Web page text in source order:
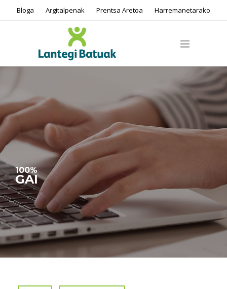
Bloga Argitalpenak Prentsa Aretoa Harremanetarako
100%
GAI